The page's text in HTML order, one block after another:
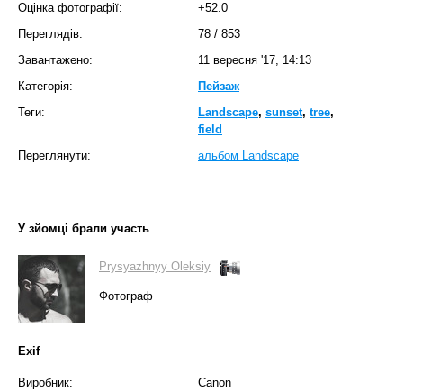
Оцінка фотографії:
+52.0
Переглядів:
78 / 853
Завантажено:
11 вересня '17, 14:13
Категорія:
Пейзаж
Теги:
Landscape, sunset, tree,
field
Переглянути:
альбом Landscape
У зйомці брали участь
Prysyazhnyy Oleksiy
Фотограф
Exif
Виробник:
Canon